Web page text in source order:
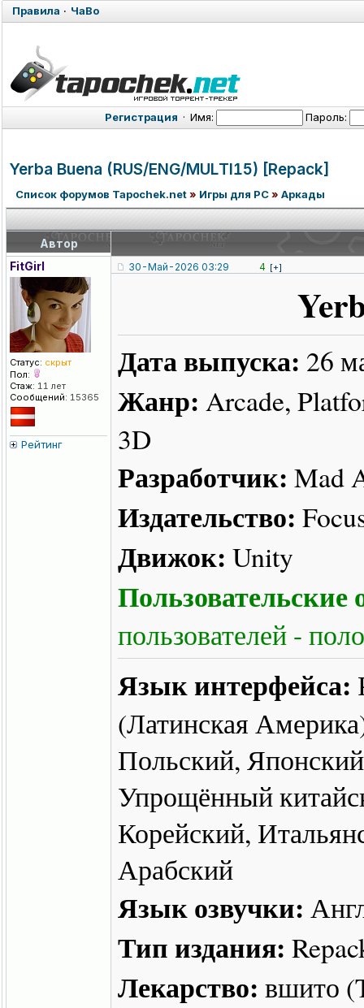
Правила · ЧаВо
Регистрация · Имя: Пароль:
Yerba Buena (RUS/ENG/MULTI15) [Repack]
Список форумов Tapochek.net» Игры для PC» Аркады
Автор
FitGirl
Статус: скрыт
Пол:
Стаж: 11 лет
Сообщений: 15365
Рейтинг
30-Май-2026 03:29 4 [+]
Дата выпуска: 26
Жанр: Arcade,
3D
Разработчик: Mad
Издательство:
Движок: Unity
Пользовательские
пользователей -
Язык интерфейса:
(Латинская
Польский,
Упрощённый
Корейский,
Арабский
Язык озвучки:
Тип издания:
Лекарство: вшито